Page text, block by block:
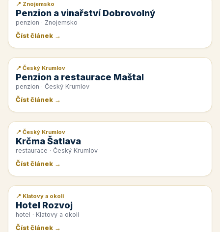
📰 PR článek
📍 Znojemsko
Penzion a vinařství Dobrovolný
penzion · Znojemsko
Číst článek →
📰 PR článek
📍 Český Krumlov
Penzion a restaurace Maštal
penzion · Český Krumlov
Číst článek →
📰 PR článek
📍 Český Krumlov
Krčma Šatlava
restaurace · Český Krumlov
Číst článek →
📰 PR článek
📍 Klatovy a okolí
Hotel Rozvoj
hotel · Klatovy a okolí
Číst článek →